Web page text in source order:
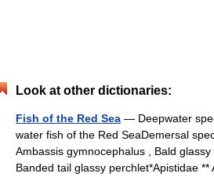
Look at other dictionaries:
Fish of the Red Sea — Deepwater
water fish of the Red SeaDemersal
Ambassis gymnocephalus , Bald glassy
Banded tail glassy perchlet*Apistidae **